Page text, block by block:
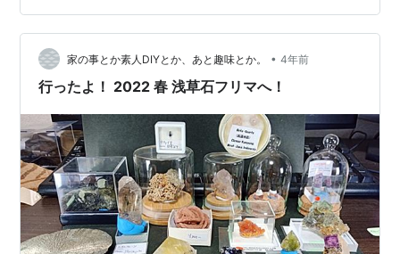
家の事とか素人DIYとか、あと趣味とか。 • 4年前
行ったよ！ 2022 春 浅草石フリマへ！